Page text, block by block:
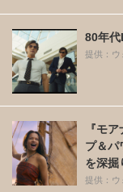
80年
提供：ウ
『モ
プ＆パ
を深掘
提供：ウ